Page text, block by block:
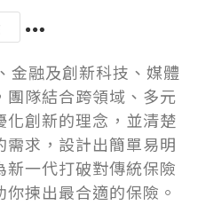
金融及創新科技、媒體
團隊結合跨領域、多元
化創新的理念，並清楚
求，設計出簡單易明
一代打破對傳統保險
揀出最合適的保險。